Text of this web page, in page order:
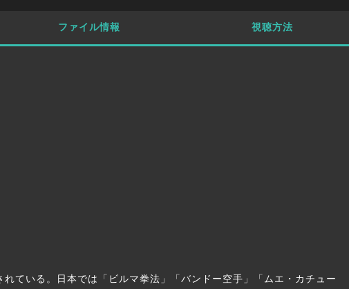
ファイル情報 視聴方法
ている。日本では「ビルマ拳法」「バンドー空手」「ムエ・カチュー